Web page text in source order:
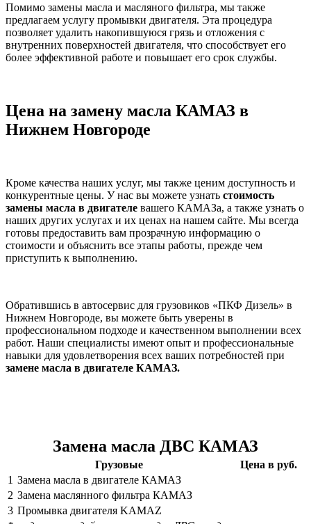
Помимо замены масла и масляного фильтра, мы также
предлагаем услугу промывки двигателя. Эта процедура
позволяет удалить накопившуюся грязь и отложения с
внутренних поверхностей двигателя, что способствует его
более эффективной работе и повышает его срок службы.
Цена на замену масла КАМАЗ в
Нижнем Новгороде
Кроме качества наших услуг, мы также ценим доступность и
конкурентные цены. У нас вы можете узнать стоимость
замены масла в двигателе вашего КАМАЗа, а также узнать о
наших других услугах и их ценах на нашем сайте. Мы всегда
готовы предоставить вам прозрачную информацию о
стоимости и объяснить все этапы работы, прежде чем
приступить к выполнению.
Обратившись в автосервис для грузовиков «ПКФ Дизель» в
Нижнем Новгороде, вы можете быть уверены в
профессиональном подходе и качественном выполнении всех
работ. Наши специалисты имеют опыт и профессиональные
навыки для удовлетворения всех ваших потребностей при
замене масла в двигателе КАМАЗ.
Замена масла ДВС КАМАЗ
Грузовые
Цена в руб.
1 Замена масла в двигателе КАМАЗ
2 Замена маслянного фильтра КАМАЗ
3 Промывка двигателя KAMAZ